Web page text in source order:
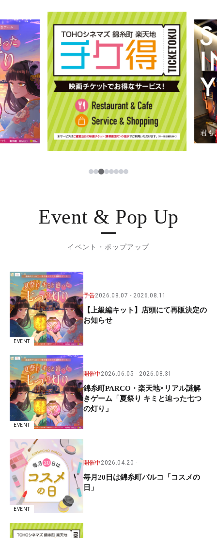
ニュース
レストラン・カフェ
TAX FREE
PARCOメンバーズ
JP
한국어
ภาษาไทย
日本語
1234567
Event & Pop Up
イベント・ポップアップ
EVENT
予告2026.08.07 2026.08.11
【上級編キット】店頭にて再販決定の
お知らせ
EVENT
開催中2026.06.05 2026.08.31
錦糸町PARCO・楽天地×リアル謎解
きゲーム「夏祭り キミと辿った七つ
の灯り」
EVENT
開催中2026.04.20
毎月20日は錦糸町パルコ「コスメの
日」